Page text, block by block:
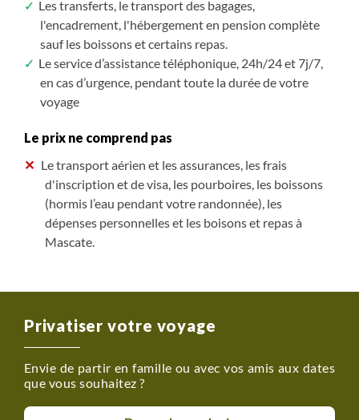
4 020 $CAD
3 780 $CAD jusqu'à -12%*
S'inscrire / option
3 740 $CAD
3 510 $CAD jusqu'à -12%*
S'inscrire / option
3 740 $CAD
3 510 $CAD jusqu'à -12%*
S'inscrire / option
Les transferts, le transport des bagages,
l'encadrement, l'hébergement en pension complète
sauf les boissons et certains repas.
Le service d’assistance téléphonique, 24h/24 et 7j/7,
en cas d’urgence, pendant toute la durée de votre
voyage
Le prix ne comprend pas
Le transport aérien et les assurances, les frais
d'inscription et de visa, les pourboires, les boissons
(hormis l’eau pendant votre randonnée), les
dépenses personnelles et les boisons et repas à
Mascate.
Privatiser votre voyage
Envie de partir en famille ou avec vos amis aux dates
que vous souhaitez ?